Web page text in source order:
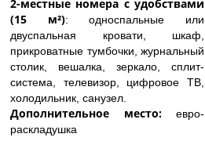
2-местные номера с удобствами
(15 м²): односпальные или
двуспальная кровати, шкаф,
прикроватные тумбочки, журнальный
столик, вешалка, зеркало, сплит-
система, телевизор, цифровое ТВ,
холодильник, санузел.
Дополнительное место:евро-
раскладушка